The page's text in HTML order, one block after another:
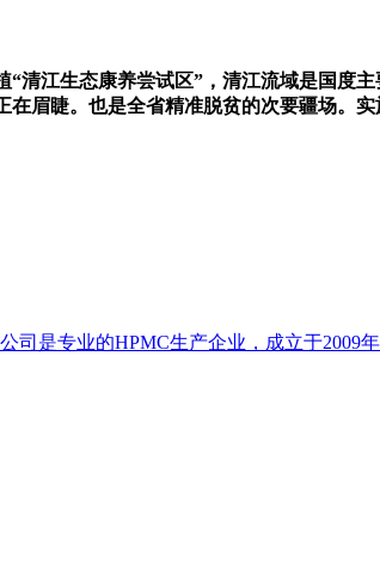
江生态康养尝试区”，清江流域是国度
眉睫。也是全省精准脱贫的次要疆场。
司是专业的HPMC生产企业，成立于2009